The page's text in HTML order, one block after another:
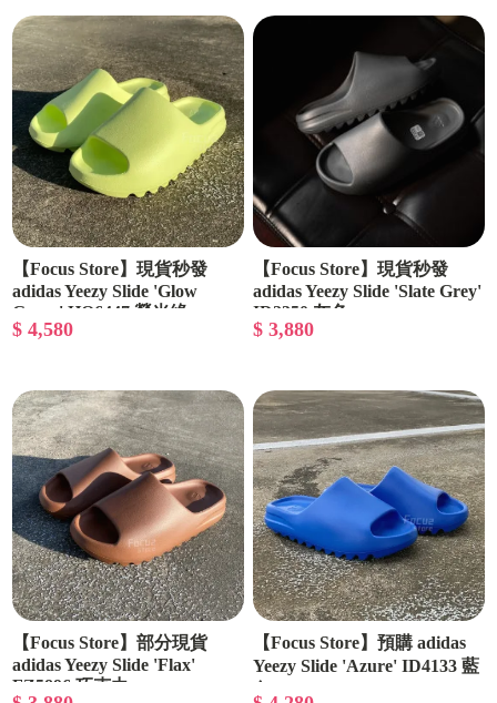
【Focus Store】現貨秒發
adidas Yeezy Slide 'Glow
Green' HQ6447 熒光綠
$ 4,580
【Focus Store】現貨秒發
adidas Yeezy Slide 'Slate Grey'
ID2350 灰色
$ 3,880
【Focus Store】部分現貨
adidas Yeezy Slide 'Flax'
FZ5896 巧克力
【Focus Store】預購 adidas
Yeezy Slide 'Azure' ID4133 藍